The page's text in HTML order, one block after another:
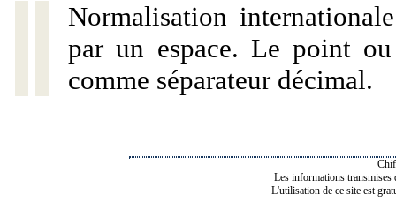
Normalisation
par un espace. Le point
comme séparateur décimal.
Les informations transmises
L'utilisation de ce site est